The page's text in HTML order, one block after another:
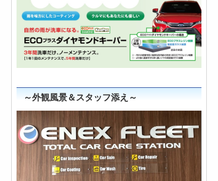
～外観風景＆スタッフ添え～